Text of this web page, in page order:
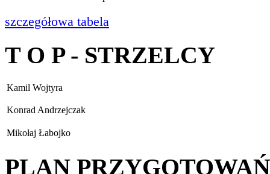
szczegółowa tabela
T O P - STRZELCY
Kamil Wojtyra
Konrad Andrzejczak
Mikołaj Łabojko
PLAN PRZYGOTOWAŃ